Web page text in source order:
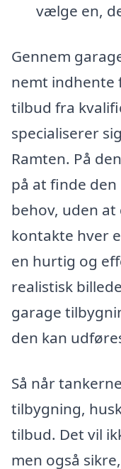
vælge en,
Gennem
nemt indhente
tilbud fra
specialiserer
Ramten. På
på at finde
behov, uden
kontakte hver
en hurtig og
realistisk
garage
den kan
Så når
tilbygning,
tilbud. Det vil
men også